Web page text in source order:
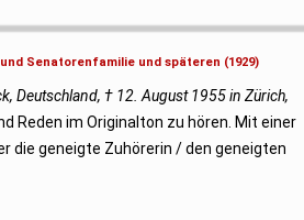
Senatorenfamilie und späteren (1929)
Deutschland, † 12. August 1955 in Zürich,
Reden im Originalton zu hören. Mit einer
die geneigte Zuhörerin / den geneigten